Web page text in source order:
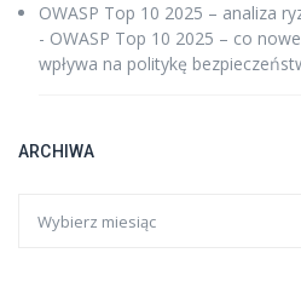
OWASP Top 10 2025 – analiza
- OWASP Top 10 2025 – co
wpływa na politykę
ARCHIWA